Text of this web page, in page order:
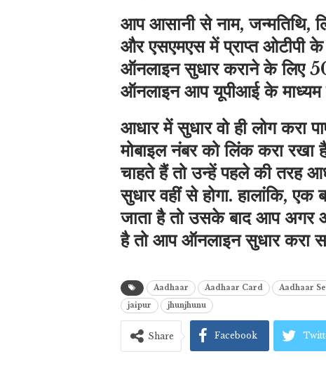
आप आसानी से नाम, जन्मतिथि,
और एसएमएस में प्राप्त ओटीपी
ऑनलाइन सुधार कराने के लिए
ऑनलाइन आप यूपीआई के
आधार में सुधार वो ही लोग
मोबाइल नंबर को लिंक करा
चाहते हैं तो उन्‍हें पहले की तरह
सुधार वहीं से होगा. हालांकि,
जाता है तो उसके बाद आप
है तो आप ऑनलाइन सुधार करा
Aadhaar Aadhaar Card Aadhaar
jaipur
jhunjhunu
Share Facebook